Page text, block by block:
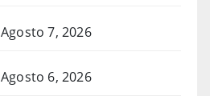
Agosto 7, 2026
Agosto 6, 2026